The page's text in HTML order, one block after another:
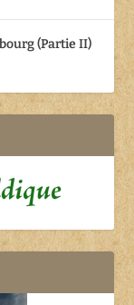
(Partie II)